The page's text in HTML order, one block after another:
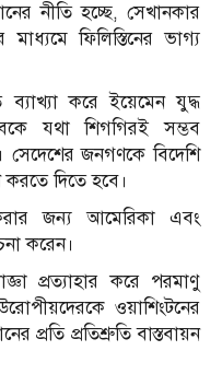
নীতি হচ্ছে, সেখানকার
ফিলিস্তিনের ভাগ্য
ব্যাখ্যা করে ইয়েমেন যুদ্ধ
যথা শিগগিরই সম্ভব
জনগণকে বিদেশি
করতে দিতে হবে।
জন্য আমেরিকা এবং
করেন।
প্রত্যাহার করে পরমাণু
ওয়াশিংটনের
প্রতি প্রতিশ্রুতি বাস্তবায়ন